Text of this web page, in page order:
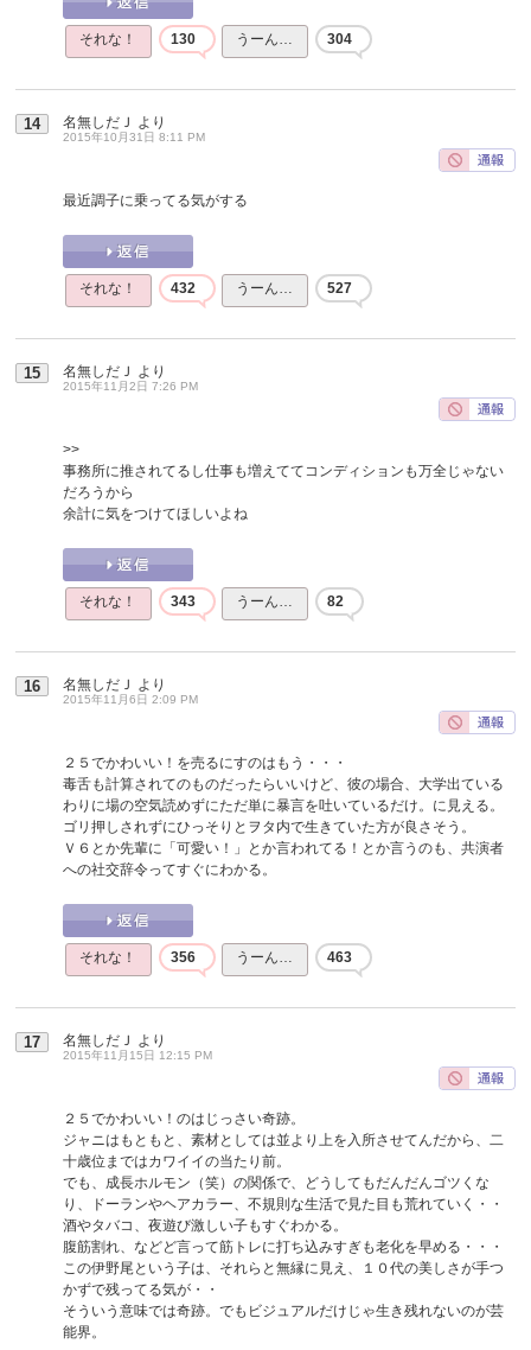
それな！ 130 うーん… 304
14 名無しだＪ より
2015年10月31日 8:11 PM
最近調子に乗ってる気がする
それな！ 432 うーん… 527
15 名無しだＪ より
2015年11月2日 7:26 PM
>>
事務所に推されてるし仕事も増えててコンディションも万全じゃない
だろうから
余計に気をつけてほしいよね
それな！ 343 うーん… 82
16 名無しだＪ より
2015年11月6日 2:09 PM
２５でかわいい！を売るにすのはもう・・・
毒舌も計算されてのものだったらいいけど、彼の場合、大学出ている
わりに場の空気読めずにただ単に暴言を吐いているだけ。に見える。
ゴリ押しされずにひっそりとヲタ内で生きていた方が良さそう。
Ｖ６とか先輩に「可愛い！」とか言われてる！とか言うのも、共演者
への社交辞令ってすぐにわかる。
それな！ 356 うーん… 463
17 名無しだＪ より
2015年11月15日 12:15 PM
２５でかわいい！のはじっさい奇跡。
ジャニはもともと、素材としては並より上を入所させてんだから、二
十歳位まではカワイイの当たり前。
でも、成長ホルモン（笑）の関係で、どうしてもだんだんゴツくな
り、ドーランやヘアカラー、不規則な生活で見た目も荒れていく・・
酒やタバコ、夜遊び激しい子もすぐわかる。
腹筋割れ、などど言って筋トレに打ち込みすぎも老化を早める・・・
この伊野尾という子は、それらと無縁に見え、１０代の美しさが手つ
かずで残ってる気が・・
そういう意味では奇跡。でもビジュアルだけじゃ生き残れないのが芸
能界。